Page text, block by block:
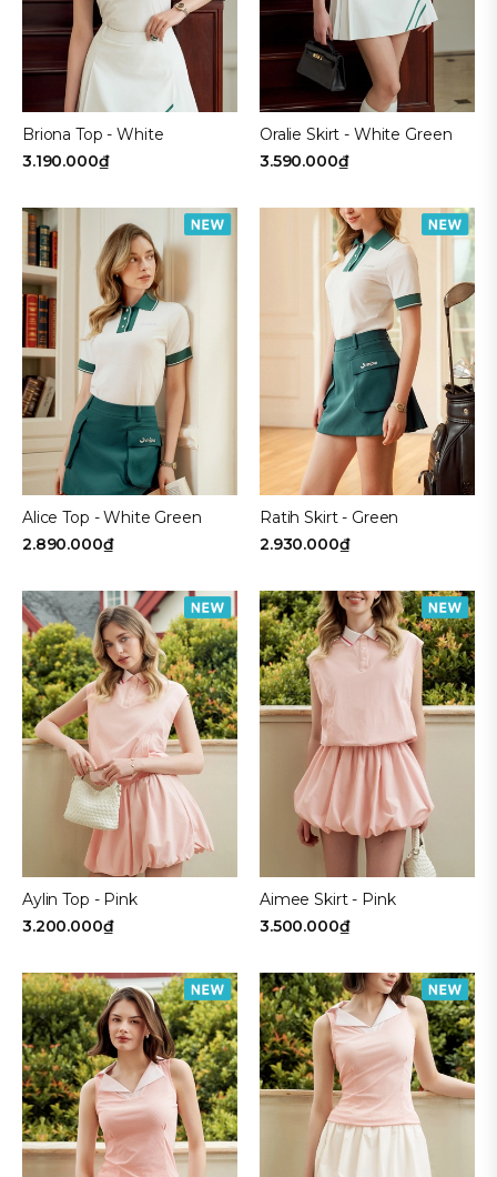
ÁO POLO NỮ
Briona Top - White
3.190.000₫
Oralie Skirt - White Green
3.590.000₫
Alice Top - White Green
2.890.000₫
Ratih Skirt - Green
2.930.000₫
Aylin Top - Pink
3.200.000₫
Aimee Skirt - Pink
3.500.000₫